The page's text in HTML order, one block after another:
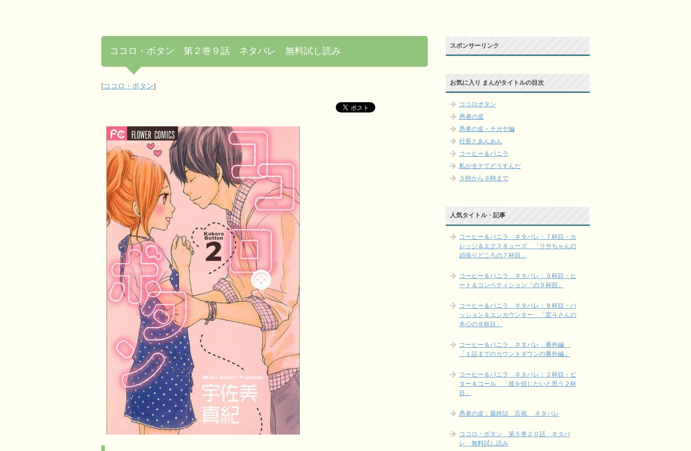
ココロ・ボタン 第２巻９話 ネタバレ 無料試し読み
[ココロ・ボタン]
スポンサーリンク
お気に入り まんがタイトルの目次
ココロボタン
愚者の皮
愚者の皮・チガヤ編
社長とあんあん
コーヒー＆バニラ
私がモテてどうすんだ
５時から９時まで
人気タイトル・記事
コーヒー＆バニラ ネタバレ：７杯目・カ
レッジ＆エクスキューズ 「リサちゃんの
頑張りどころの７杯目」
コーヒー＆バニラ ネタバレ：９杯目・ヒ
ート＆コンペティション「の９杯目」
コーヒー＆バニラ ネタバレ：８杯目・パ
ッション＆エンカウンター 「宏斗さんの
本心の８杯目」
コーヒー＆バニラ ネタバレ：番外編
「１話までのカウントダウンの番外編」
コーヒー＆バニラ ネタバレ：２杯目・ビ
ター＆コール 「彼を信じたいと思う２杯
目」
愚者の皮：最終話 言祝 ネタバレ
ココロ・ボタン 第５巻２０話 ネタバ
レ 無料試し読み